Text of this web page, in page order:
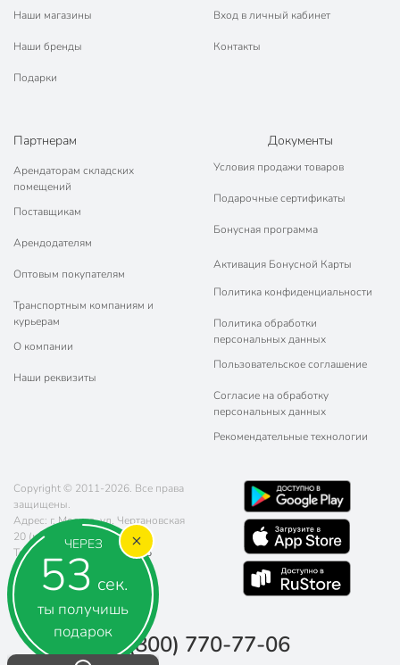
ЧЕРЕЗ
52 сек.
ты получишь
подарок
Наши магазины
Наши бренды
Подарки
Вход в личный кабинет
Контакты
Партнерам
Арендаторам складских
помещений
Поставщикам
Арендодателям
Оптовым покупателям
Транспортным компаниям и
курьерам
О компании
Наши реквизиты
Документы
Условия продажи товаров
Подарочные сертификаты
Бонусная программа
Активация Бонусной Карты
Политика конфиденциальности
Политика обработки
персональных данных
Пользовательское соглашение
Согласие на обработку
персональных данных
Рекомендательные технологии
Copyright © 2011-2026. Все права
защищены.
Адрес: г. Москва, ул. Чертановская
20 (метро Южная)
Телефон:
8 (800) 770-77-06
Почта:sales@poryadok.ru
8 (800) 770-77-06